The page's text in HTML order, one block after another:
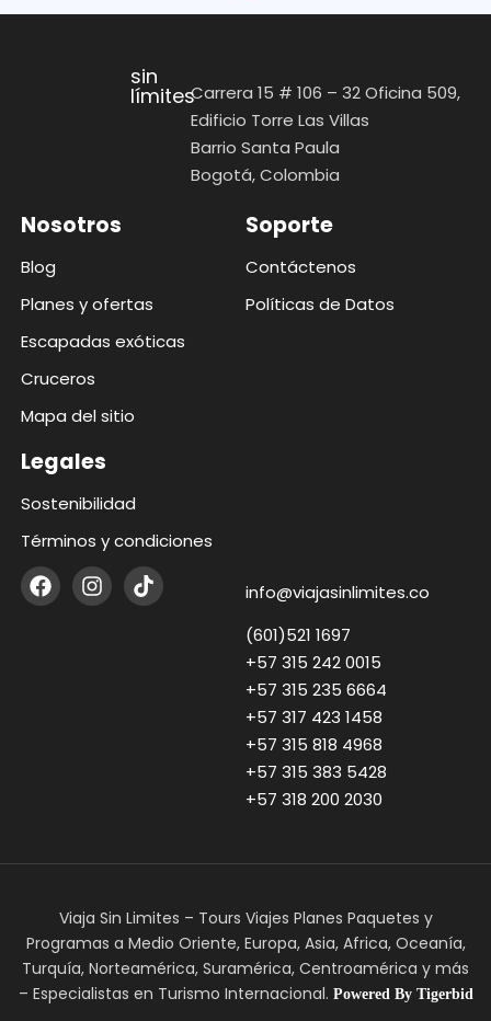
sin
límitesCarrera 15 # 106 – 32 Oficina 509,
Edificio Torre Las Villas
Barrio Santa Paula
Bogotá, Colombia
Nosotros
Blog
Planes y ofertas
Escapadas exóticas
Cruceros
Mapa del sitio
Soporte
Contáctenos
Políticas de Datos
Legales
Sostenibilidad
Términos y condiciones
info@viajasinlimites.co
(601)521 1697
+57 315 242 0015
+57 315 235 6664
+57 317 423 1458
+57 315 818 4968
+57 315 383 5428
+57 318 200 2030
Viaja Sin Limites – Tours Viajes Planes Paquetes y
Programas a Medio Oriente, Europa, Asia, Africa, Oceanía,
Turquía, Norteamérica, Suramérica, Centroamérica y más
– Especialistas en Turismo Internacional. Powered By Tigerbid